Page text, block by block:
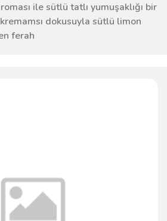
ile sütlü tatlı yumuşaklığı bir
dokusuyla sütlü limon
ferah